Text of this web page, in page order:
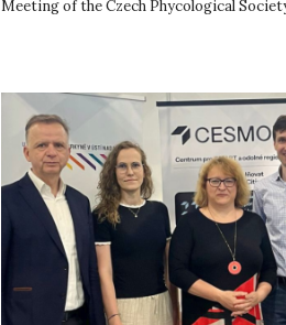
Meeting of the Czech Phycological